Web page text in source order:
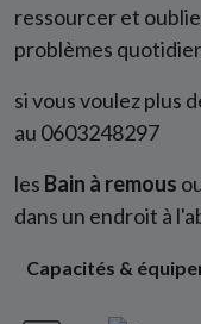
ressourcer et
problèmes
si vous voulez plus
au 0603248297
les Bain à remous
dans un endroit à
Capacités &